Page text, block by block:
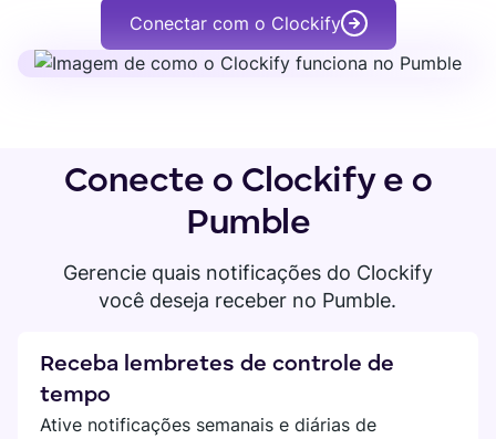
Convidados
CHAMADAS
Voz
Gravação
INTEGRAÇÕES
Suporte
LANÇAMENTOS
Roteiro
Atualizações e lançamentos
Ajuda
DEPOIMENTOS DE CLIENTES
Kim Davies
Fundador da Pitchfork Solutions
"O Pumble melhorou muito nossa comunicação —
informações."
Conectar com o Clockify
Conecte o Clockify e o
Pumble
Gerencie quais notificações do Clockify
você deseja receber no Pumble.
Receba lembretes de controle de
tempo
Ative notificações semanais e diárias de